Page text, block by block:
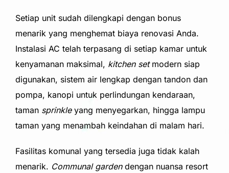
Setiap unit sudah dilengkapi dengan bonus
menarik yang menghemat biaya renovasi Anda.
Instalasi AC telah terpasang di setiap kamar untuk
kenyamanan maksimal, kitchen setmodern siap
digunakan, sistem air lengkap dengan tandon dan
pompa, kanopi untuk perlindungan kendaraan,
taman sprinkleyang menyegarkan, hingga lampu
taman yang menambah keindahan di malam hari.
Fasilitas komunal yang tersedia juga tidak kalah
menarik. Communal gardendengan nuansa resort